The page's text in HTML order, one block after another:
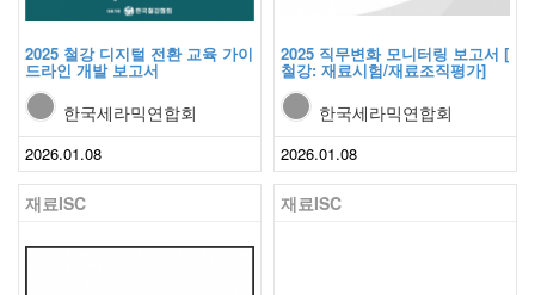
2025 철강 디지털 전환 교육 가이
드라인 개발 보고서
한국세라믹연합회
2026.01.08
2025 직무변화 모니터링 보고서 [
철강: 재료시험/재료조직평가]
한국세라믹연합회
2026.01.08
재료ISC 재료ISC